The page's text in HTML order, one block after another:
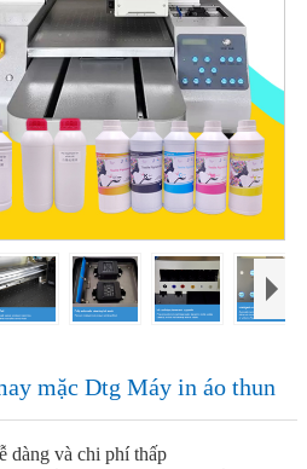
mặc Dtg Máy in áo thun
dàng và chi phí thấp